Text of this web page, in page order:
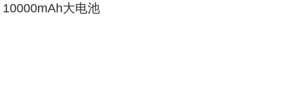
大电池